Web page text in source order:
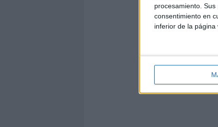
procesamiento.
consentimiento en
inferior de la página